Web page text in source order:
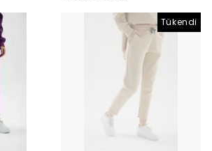
Tükendi